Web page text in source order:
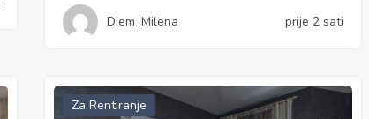
Diem_Milena prije 2 sati
Za Rentiranje